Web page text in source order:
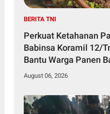
BERITA TNI
Perkuat Ketahanan
Babinsa Koramil 12/
Bantu Warga Panen
August 06, 2026